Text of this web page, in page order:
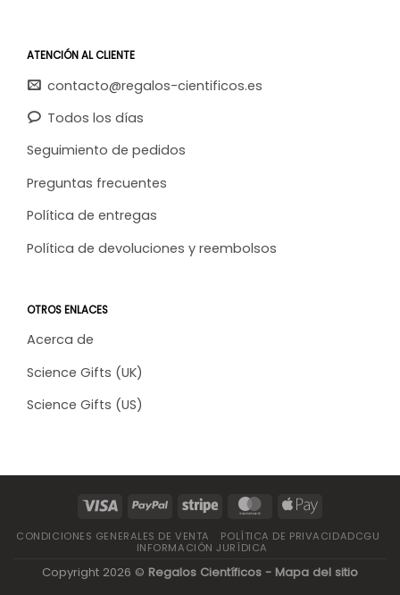
ATENCIÓN AL CLIENTE
contacto@regalos-cientificos.es
Todos los días
Seguimiento de pedidos
Preguntas frecuentes
Política de entregas
Política de devoluciones y reembolsos
OTROS ENLACES
Acerca de
Science Gifts (UK)
Science Gifts (US)
CONDICIONES GENERALES DE VENTA
POLÍTICA DE PRIVACIDADCGU
INFORMACIÓN JURÍDICA
Copyright 2026 © Regalos Científicos - Mapa del sitio